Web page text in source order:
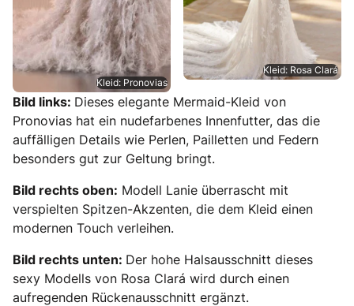
Kleid: Pronovias
Kleid: Rosa Clará
Bild links: Dieses elegante Mermaid-Kleid von
Pronovias hat ein nudefarbenes Innenfutter, das die
auffälligen Details wie Perlen, Pailletten und Federn
besonders gut zur Geltung bringt.
Bild rechts oben: Modell Lanie überrascht mit
verspielten Spitzen-Akzenten, die dem Kleid einen
modernen Touch verleihen.
Bild rechts unten: Der hohe Halsausschnitt dieses
sexy Modells von Rosa Clará wird durch einen
aufregenden Rückenausschnitt ergänzt.